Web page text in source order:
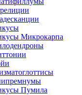
Микрокарпа
Пумила